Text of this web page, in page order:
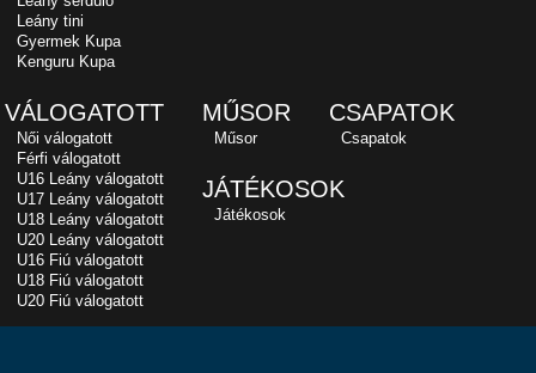
Leány tini
Gyermek Kupa
Kenguru Kupa
VÁLOGATOTT
Női válogatott
Férfi válogatott
U16 Leány válogatott
U17 Leány válogatott
U18 Leány válogatott
U20 Leány válogatott
U16 Fiú válogatott
U18 Fiú válogatott
U20 Fiú válogatott
MŰSOR
Műsor
CSAPATOK
Csapatok
JÁTÉKOSOK
Játékosok